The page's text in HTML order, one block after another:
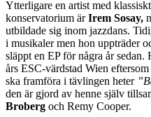
Ytterligare en artist med
konservatorium ärIrem Sosay,
utbildade sig inom jazzdans.
i musikaler men hon uppträder
släppt en EP för några år
års ESC-värdstad Wien
ska framföra i tävlingen heter
den är gjord av henne själv
Broberg och Remy Cooper.